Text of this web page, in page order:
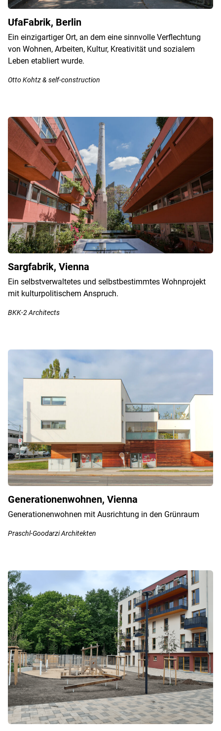
UfaFabrik, Berlin
Ein einzigartiger Ort, an dem eine sinnvolle Verflechtung
von Wohnen, Arbeiten, Kultur, Kreativität und sozialem
Leben etabliert wurde.
Otto Kohtz & self-construction
Sargfabrik, Vienna
Ein selbstverwaltetes und selbstbestimmtes Wohnprojekt
mit kulturpolitischem Anspruch.
BKK-2 Architects
Generationenwohnen, Vienna
Generationenwohnen mit Ausrichtung in den Grünraum
Praschl-Goodarzi Architekten